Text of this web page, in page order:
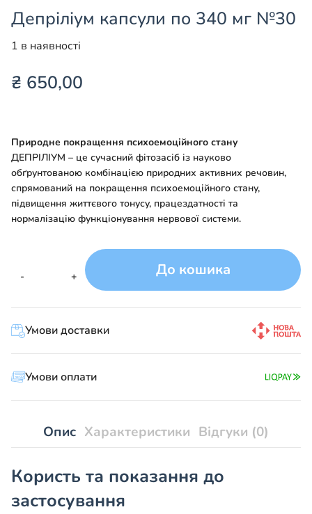
Депріліум капсули по 340 мг №30
1 в наявності
₴ 650,00
Природне покращення психоемоційного стану
ДЕПРІЛІУМ – це сучасний фітозасіб із науково
обґрунтованою комбінацією природних активних речовин,
спрямований на покращення психоемоційного стану,
підвищення життєвого тонусу, працездатності та
нормалізацію функціонування нервової системи.
-
Депріліум
по
340
мг
№30
кількість
+ До кошика
Умови доставки
Умови оплати
Опис Характеристики Відгуки (0)
Користь та показання до
застосування